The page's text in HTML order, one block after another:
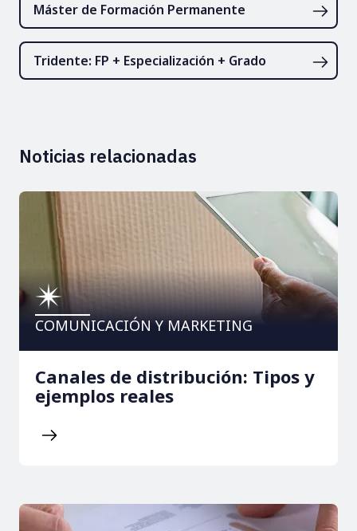
Máster de Formación Permanente
Tridente: FP + Especialización + Grado
Noticias relacionadas
COMUNICACIÓN Y MARKETING
Canales de distribución: Tipos y
ejemplos reales